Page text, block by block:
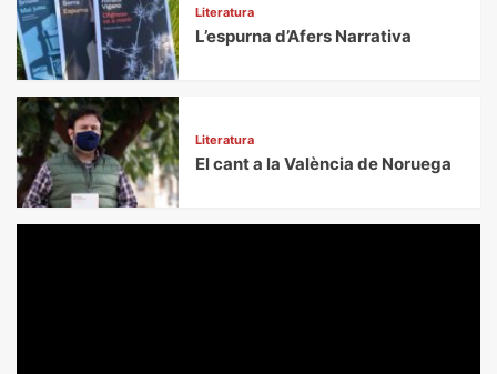
Literatura
L’espurna d’Afers Narrativa
Literatura
El cant a la València de Noruega